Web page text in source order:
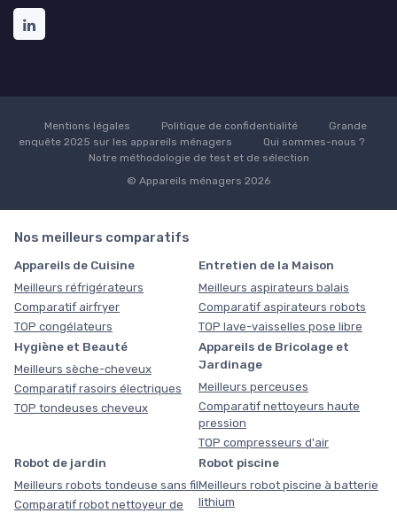
Mentions légales Politique de confidentialité
Grande
enquête 2025 sur les appareils ménagers
Qui sommes-nous ?
Notre méthodologie de test et de sélection
© Appareils ménagers 2026
Nos meilleurs comparatifs
Appareils de Cuisine
Meilleurs réfrigérateurs
Comparatif airfryer
TOP congélateurs
Entretien de la Maison
Meilleurs aspirateurs balais
Comparatif aspirateurs robots
TOP lave-vaisselles pose libre
Hygiène et Beauté
Meilleurs sèche-cheveux
Comparatif rasoirs électriques
TOP tondeuses cheveux
Appareils de Bricolage et
Jardinage
Meilleurs perceuses
Comparatif nettoyeurs haute
pression
TOP compresseurs d'air
Robot de jardin
Meilleurs robots tondeuse sans fil
Comparatif robot nettoyeur de
Robot piscine
Meilleurs robot piscine à batterie
lithium